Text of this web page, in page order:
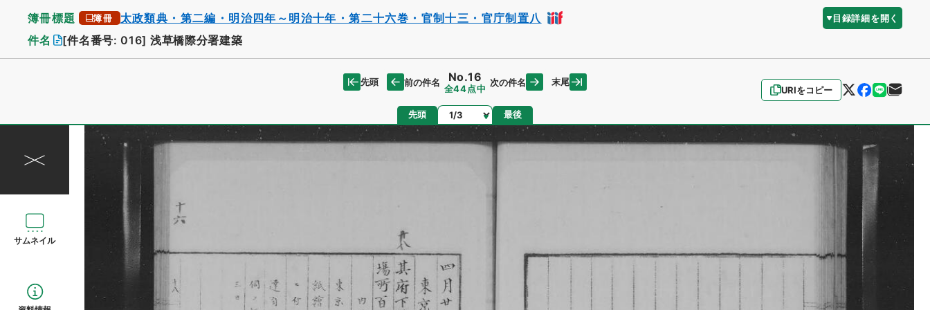
簿冊標題 簿冊 太政類典・第二編・明治四年～明治十年・第二十六巻・官制十三・官庁制置八 目録詳細を開く
件名 [件名番号: 016] 浅草橋際分署建築
URIをコピー
先頭 前の件名 No.16
全44点中
次の件名 末尾
先頭 ページ 最後
サムネイル